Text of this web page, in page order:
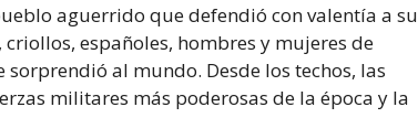
aguerrido que defendió con valentía a su
españoles, hombres y mujeres de
al mundo. Desde los techos, las
militares más poderosas de la época y la